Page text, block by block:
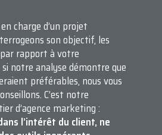
charge d’un projet
son objectif, les
rapport à votre
notre analyse démontre que
préférables, nous vous
C’est notre
d’agence marketing :
l’intérêt du client, ne